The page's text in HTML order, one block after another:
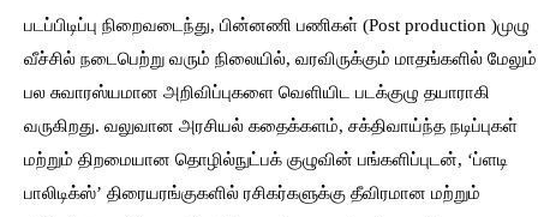
படப்பிடிப்பு நிறைவடைந்து, பின்னணி பணிகள் (Post production )முழு
வீச்சில் நடைபெற்று வரும் நிலையில், வரவிருக்கும் மாதங்களில் மேலும்
பல சுவாரஸ்யமான அறிவிப்புகளை வெளியிட படக்குழு தயாராகி
வருகிறது. வலுவான அரசியல் கதைக்களம், சக்திவாய்ந்த நடிப்புகள்
மற்றும் திறமையான தொழில்நுட்பக் குழுவின் பங்களிப்புடன், ‘ப்ளடி
பாலிடிக்ஸ்’ திரையரங்குகளில் ரசிகர்களுக்கு தீவிரமான மற்றும்